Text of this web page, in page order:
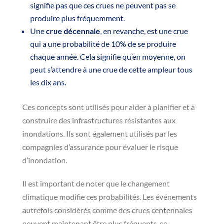
signifie pas que ces crues ne peuvent pas se
produire plus fréquemment.
Unecrue décennale, en revanche, est une crue
qui a une probabilité de 10% de se produire
chaque année. Cela signifie qu’en moyenne, on
peut s’attendre à une crue de cette ampleur tous
les dix ans.
Ces concepts sont utilisés pour aider à planifier et à
construire des infrastructures résistantes aux
inondations. Ils sont également utilisés par les
compagnies d’assurance pour évaluer le risque
d’inondation.
Il est important de noter que le changement
climatique modifie ces probabilités. Les événements
autrefois considérés comme des crues centennales